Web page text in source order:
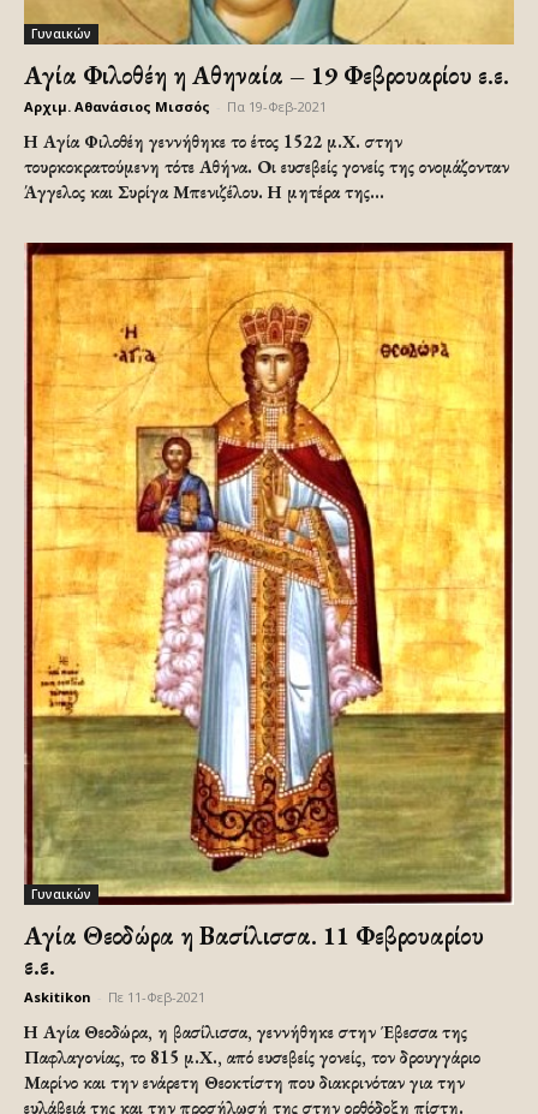
Γυναικών
Αγία Φιλοθέη η Αθηναία – 19 Φεβρουαρίου ε.ε.
Αρχιμ. Αθανάσιος Μισσός Πα 19-Φεβ-2021
Η Αγία Φιλοθέη γεννήθηκε το έτος 1522 μ.Χ. στην
τουρκοκρατούμενη τότε Αθήνα. Οι ευσεβείς γονείς της ονομάζονταν
Άγγελος και Συρίγα Μπενιζέλου. Η μητέρα της...
Γυναικών
Αγία Θεοδώρα η Βασίλισσα. 11 Φεβρουαρίου
ε.ε.
Askitikon Πε 11-Φεβ-2021
Η Αγία Θεοδώρα, η βασίλισσα, γεννήθηκε στην Έβεσσα της
Παφλαγονίας, το 815 μ.Χ., από ευσεβείς γονείς, τον δρουγγάριο
Μαρίνο και την ενάρετη Θεοκτίστη που διακρινόταν για την
ευλάβειά της και την προσήλωσή της στην ορθόδοξη πίστη.